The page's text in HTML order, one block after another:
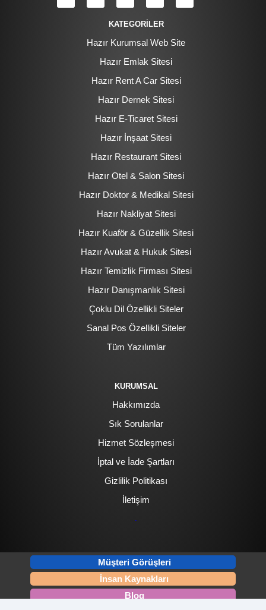
KATEGORİLER
Hazır Kurumsal Web Site
Hazır Emlak Sitesi
Hazır Rent A Car Sitesi
Hazır Dernek Sitesi
Hazır E-Ticaret Sitesi
Hazır İnşaat Sitesi
Hazır Restaurant Sitesi
Hazır Otel & Salon Sitesi
Hazır Doktor & Medikal Sitesi
Hazır Nakliyat Sitesi
Hazır Kuaför & Güzellik Sitesi
Hazır Avukat & Hukuk Sitesi
Hazır Temizlik Firması Sitesi
Hazır Danışmanlık Sitesi
Çoklu Dil Özellikli Siteler
Sanal Pos Özellikli Siteler
Tüm Yazılımlar
KURUMSAL
Hakkımızda
Sık Sorulanlar
Hizmet Sözleşmesi
İptal ve İade Şartları
Gizlilik Politikası
İletişim
.
Müşteri Görüşleri
İnsan Kaynakları
Blog